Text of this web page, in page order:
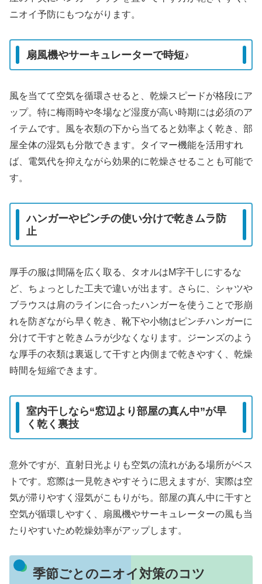
ニオイ予防にもつながります。
扇風機やサーキュレーターで時短♪
風を当てて空気を循環させると、乾燥スピードが格段にア
ップ。特に梅雨時や冬場など湿度が高い時期には必須のア
イテムです。風を衣類の下から当てると効率よく乾き、部
屋全体の湿気も分散できます。タイマー機能を活用すれ
ば、電気代を抑えながら効果的に乾燥させることも可能で
す。
ハンガーやピンチの使い分けで乾きムラ防
止
厚手の服は間隔を広く取る、タオルはM字干しにするな
ど、ちょっとした工夫で違いが出ます。さらに、シャツや
ブラウスは肩のラインに合ったハンガーを使うことで形崩
れを防ぎながら早く乾き、靴下や小物はピンチハンガーに
分けて干すと乾きムラが少なくなります。ジーンズのよう
な厚手の衣類は裏返して干すと内側まで乾きやすく、乾燥
時間を短縮できます。
室内干しなら“窓辺より部屋の真ん中”が早
く乾く裏技
意外ですが、直射日光よりも空気の流れがある場所がベス
トです。窓際は一見乾きやすそうに思えますが、実際は空
気が滞りやすく湿気がこもりがち。部屋の真ん中に干すと
空気が循環しやすく、扇風機やサーキュレーターの風も当
たりやすいため乾燥効率がアップします。
季節ごとのニオイ対策のコツ